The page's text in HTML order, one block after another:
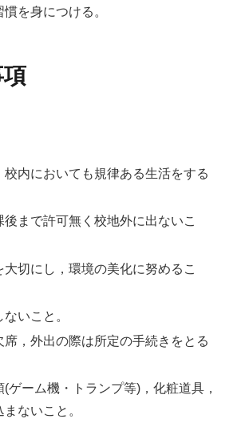
を身につける。
校内においても規律ある生活をする
まで許可無く校地外に出ないこ
切にし，環境の美化に努めるこ
いこと。
席，外出の際は所定の手続きをとる
ゲーム機・トランプ等)，化粧道具，
ないこと。